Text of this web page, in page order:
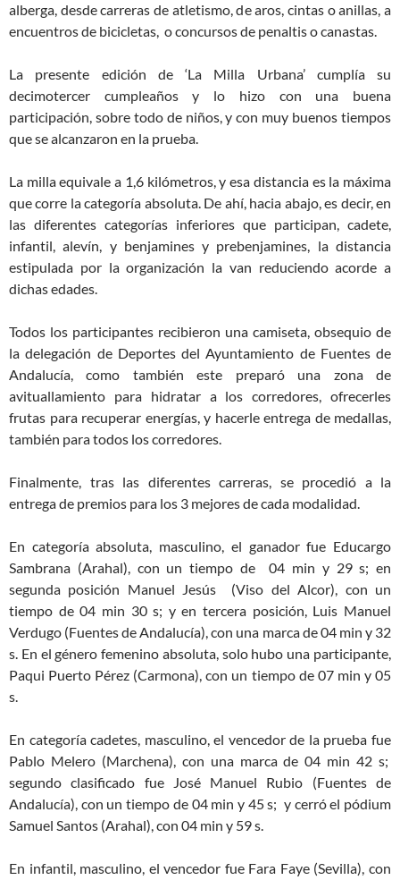
alberga, desde carreras de atletismo, de aros, cintas o anillas, a
encuentros de bicicletas, o concursos de penaltis o canastas.
La presente edición de ‘La Milla Urbana’ cumplía su
decimotercer cumpleaños y lo hizo con una buena
participación, sobre todo de niños, y con muy buenos tiempos
que se alcanzaron en la prueba.
La milla equivale a 1,6 kilómetros, y esa distancia es la máxima
que corre la categoría absoluta. De ahí, hacia abajo, es decir, en
las diferentes categorías inferiores que participan, cadete,
infantil, alevín, y benjamines y prebenjamines, la distancia
estipulada por la organización la van reduciendo acorde a
dichas edades.
Todos los participantes recibieron una camiseta, obsequio de
la delegación de Deportes del Ayuntamiento de Fuentes de
Andalucía, como también este preparó una zona de
avituallamiento para hidratar a los corredores, ofrecerles
frutas para recuperar energías, y hacerle entrega de medallas,
también para todos los corredores.
Finalmente, tras las diferentes carreras, se procedió a la
entrega de premios para los 3 mejores de cada modalidad.
En categoría absoluta, masculino, el ganador fue Educargo
Sambrana (Arahal), con un tiempo de 04 min y 29 s; en
segunda posición Manuel Jesús (Viso del Alcor), con un
tiempo de 04 min 30 s; y en tercera posición, Luis Manuel
Verdugo (Fuentes de Andalucía), con una marca de 04 min y 32
s. En el género femenino absoluta, solo hubo una participante,
Paqui Puerto Pérez (Carmona), con un tiempo de 07 min y 05
s.
En categoría cadetes, masculino, el vencedor de la prueba fue
Pablo Melero (Marchena), con una marca de 04 min 42 s;
segundo clasificado fue José Manuel Rubio (Fuentes de
Andalucía), con un tiempo de 04 min y 45 s; y cerró el pódium
Samuel Santos (Arahal), con 04 min y 59 s.
En infantil, masculino, el vencedor fue Fara Faye (Sevilla), con